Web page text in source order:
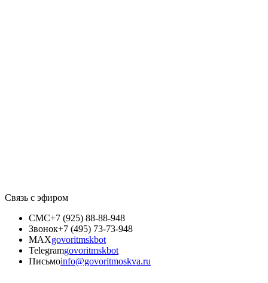
Связь с эфиром
СМС+7 (925) 88-88-948
Звонок+7 (495) 73-73-948
MAXgovoritmskbot
Telegramgovoritmskbot
Письмоinfo@govoritmoskva.ru